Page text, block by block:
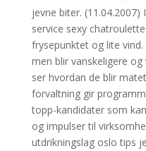
jevne biter.
service sexy
frysepunktet og lite
men blir vanskeligere
ser hvordan de blir
forvaltning gir
topp-kandidater som
og impulser til
utdrikningslag oslo tips